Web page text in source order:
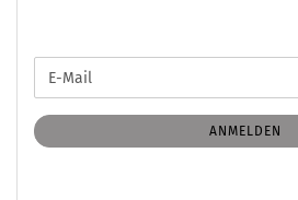
ZUR
ANMELDUNG
E-
Mail
ANMELDEN